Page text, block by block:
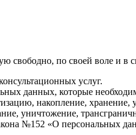
свободно, по своей воле и в
услуг.
данных, которые
накопление, хранение,
уничтожение,
№152 «О персональных